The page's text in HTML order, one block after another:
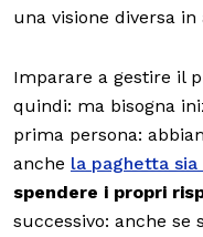
una visione diversa
Imparare a gestire il
quindi: ma bisogna
prima persona:
anche la paghetta
spendere i propri
successivo: anche